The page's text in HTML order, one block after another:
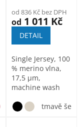
od 836 Kč bez DPH
od 1 011 Kč
DETAIL
Single Jersey, 100
% merino vlna,
17,5 µm,
machine wash
tmavě šedý